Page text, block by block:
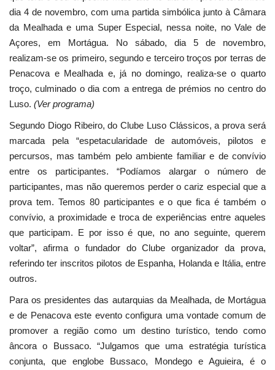
dia 4 de novembro, com uma partida simbólica junto à Câmara
da Mealhada e uma Super Especial, nessa noite, no Vale de
Açores, em Mortágua. No sábado, dia 5 de novembro,
realizam-se os primeiro, segundo e terceiro troços por terras de
Penacova e Mealhada e, já no domingo, realiza-se o quarto
troço, culminado o dia com a entrega de prémios no centro do
Luso. (Ver programa)
Segundo Diogo Ribeiro, do Clube Luso Clássicos, a prova será
marcada pela “espetacularidade de automóveis, pilotos e
percursos, mas também pelo ambiente familiar e de convívio
entre os participantes. “Podíamos alargar o número de
participantes, mas não queremos perder o cariz especial que a
prova tem. Temos 80 participantes e o que fica é também o
convívio, a proximidade e troca de experiências entre aqueles
que participam. E por isso é que, no ano seguinte, querem
voltar”, afirma o fundador do Clube organizador da prova,
referindo ter inscritos pilotos de Espanha, Holanda e Itália, entre
outros.
Para os presidentes das autarquias da Mealhada, de Mortágua
e de Penacova este evento configura uma vontade comum de
promover a região como um destino turístico, tendo como
âncora o Bussaco. “Julgamos que uma estratégia turística
conjunta, que englobe Bussaco, Mondego e Aguieira, é o